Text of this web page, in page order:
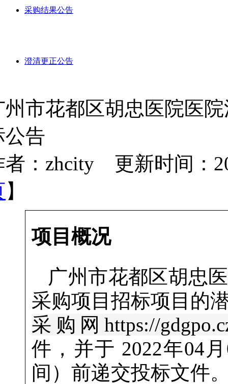
采购结果公告
澄清更正公告
州市花都区胡忠医院医
公告
者：zhcity 更新时间：
】
项目概况
广州市花都区胡忠
采购项目招标项目的
采购网https://
件，并于 2022年04
间）前递交投标文件